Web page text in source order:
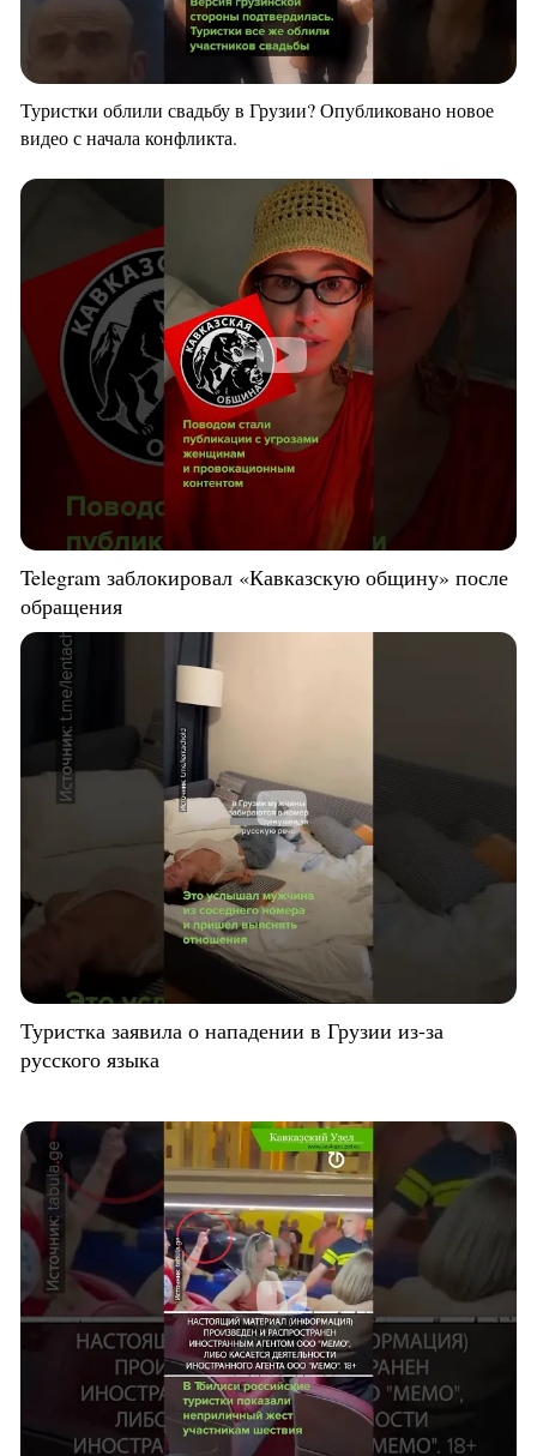
Туристки облили свадьбу в Грузии? Опубликовано новое
видео с начала конфликта.
Telegram заблокировал «Кавказскую общину» после
обращения
Туристка заявила о нападении в Грузии из-за
русского языка